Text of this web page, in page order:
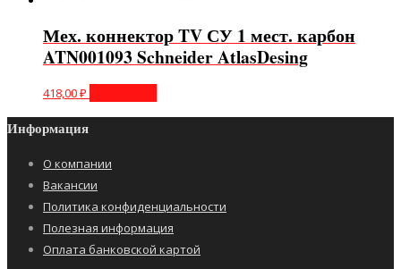
Мех. коннектор TV СУ 1 мест. карбон
ATN001093 Schneider AtlasDesing
418,00₽
Информация
О компании
Вакансии
Политика конфиденциальности
Полезная информация
Оплата банковской картой